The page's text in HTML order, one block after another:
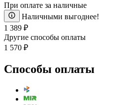
При оплате за наличные
Наличными выгоднее!
1 389 ₽
Другие способы оплаты
1 570 ₽
Способы оплаты